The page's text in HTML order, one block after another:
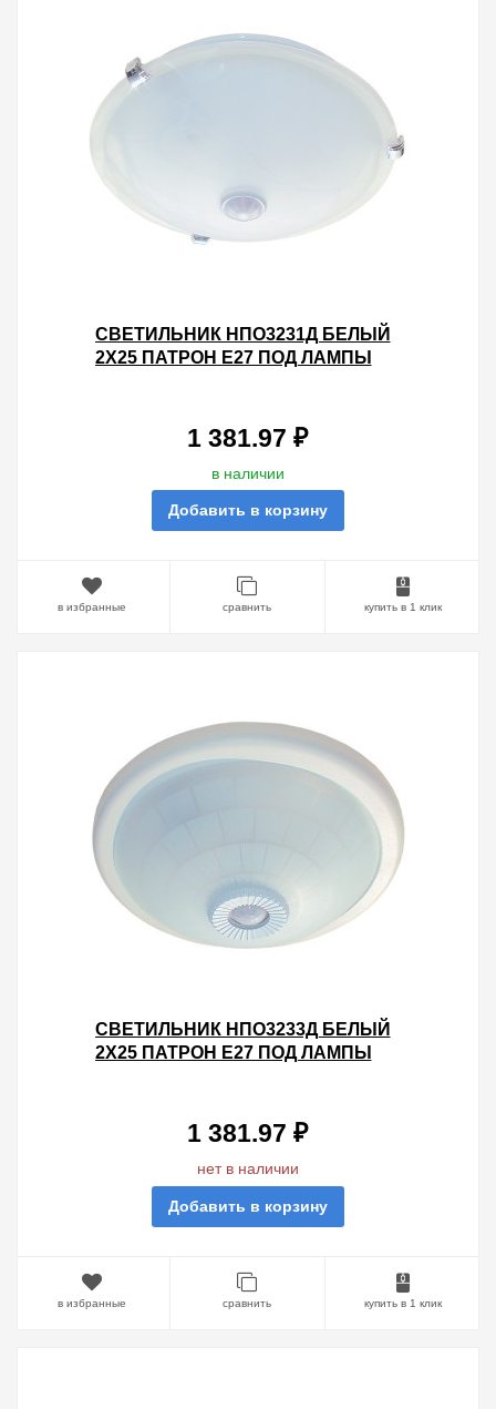
СВЕТИЛЬНИК НПО3231Д БЕЛЫЙ
2Х25 ПАТРОН Е27 ПОД ЛАМПЫ
1 381.97 ₽
в наличии
Добавить в корзину
в избранные сравнить купить в 1 клик
СВЕТИЛЬНИК НПО3233Д БЕЛЫЙ
2Х25 ПАТРОН Е27 ПОД ЛАМПЫ
1 381.97 ₽
нет в наличии
Добавить в корзину
в избранные сравнить купить в 1 клик